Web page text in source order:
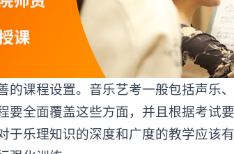
的课程设置。音乐艺考一般包括声乐
要全面覆盖这些方面，并且根据考试
于乐理知识的深度和广度的教学应该